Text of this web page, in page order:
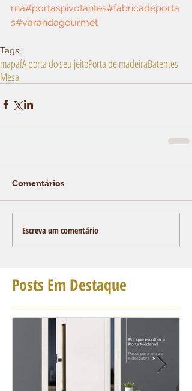
rna#portaspivotantes#fabricadeporta
s#varandagourmet
Tags:
mapafA porta do seu jeitoPorta de madeiraBatentes
Mesa
Comentários
Escreva um comentário
Posts Em Destaque